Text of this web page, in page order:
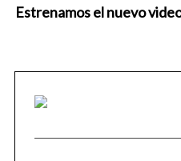
Estrenamos el nuevo